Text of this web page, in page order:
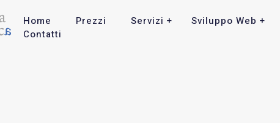
Home Prezzi Servizi Sviluppo Web
Contatti